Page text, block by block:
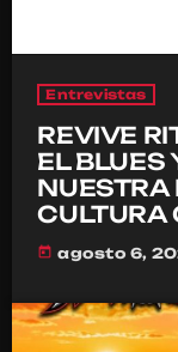
Entrevistas
REVIVE
EL BLUES
NUESTRA
CULTURA
today agosto 6,